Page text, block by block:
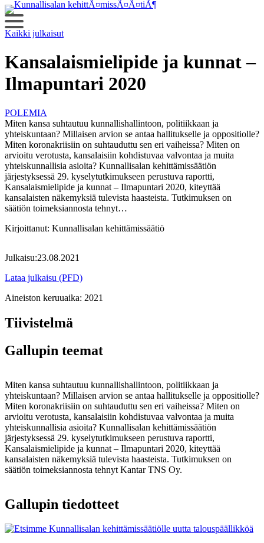
Siirry
sisältöön
Kaikki julkaisut
Kansalaismielipide ja kunnat –
Ilmapuntari 2020
POLEMIA
Miten kansa suhtautuu kunnallishallintoon, politiikkaan ja
yhteiskuntaan? Millaisen arvion se antaa hallitukselle ja oppositiolle?
Miten koronakriisiin on suhtauduttu sen eri vaiheissa? Miten on
arvioitu verotusta, kansalaisiin kohdistuvaa valvontaa ja muita
yhteiskunnallisia asioita? Kunnallisalan kehittämissäätiön
järjestyksessä 29. kyselytutkimukseen perustuva raportti,
Kansalaismielipide ja kunnat – Ilmapuntari 2020, kiteyttää
kansalaisten näkemyksiä tulevista haasteista. Tutkimuksen on
säätiön toimeksiannosta tehnyt…
Kirjoittanut: Kunnallisalan kehittämissäätiö
Julkaisu:23.08.2021
Lataa julkaisu (PFD)
Aineiston keruuaika: 2021
Tiivistelmä
Gallupin teemat
Miten kansa suhtautuu kunnallishallintoon, politiikkaan ja
yhteiskuntaan? Millaisen arvion se antaa hallitukselle ja oppositiolle?
Miten koronakriisiin on suhtauduttu sen eri vaiheissa? Miten on
arvioitu verotusta, kansalaisiin kohdistuvaa valvontaa ja muita
yhteiskunnallisia asioita? Kunnallisalan kehittämissäätiön
järjestyksessä 29. kyselytutkimukseen perustuva raportti,
Kansalaismielipide ja kunnat – Ilmapuntari 2020, kiteyttää
kansalaisten näkemyksiä tulevista haasteista. Tutkimuksen on
säätiön toimeksiannosta tehnyt Kantar TNS Oy.
Gallupin tiedotteet